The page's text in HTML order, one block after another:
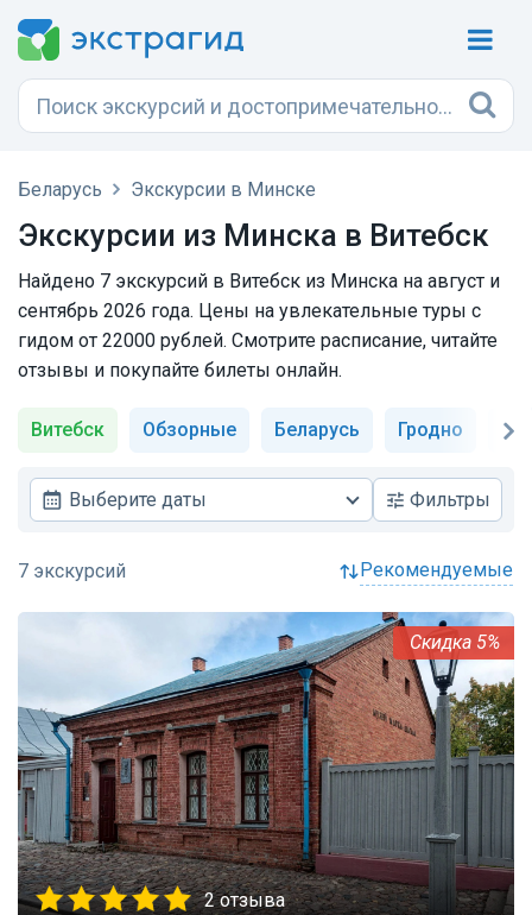
Беларусь Экскурсии в Минске
Экскурсии из Минска в Витебск
Найдено 7 экскурсий в Витебск из Минска на август и
сентябрь 2026 года. Цены на увлекательные туры с
гидом от 22000 рублей. Смотрите расписание, читайте
отзывы и покупайте билеты онлайн.
Витебск Обзорные Беларусь Гродно
Выберите даты Фильтры
рекомендуемые
5%
2 отзыва